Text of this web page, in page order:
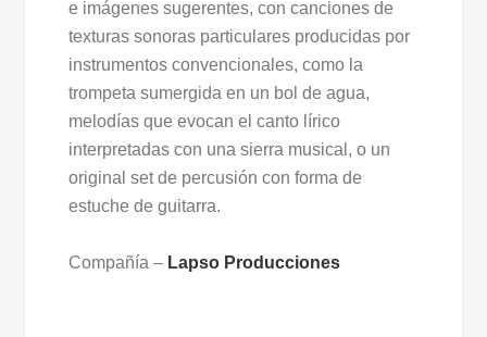
e imágenes sugerentes, con canciones de
texturas sonoras particulares producidas por
instrumentos convencionales, como la
trompeta sumergida en un bol de agua,
melodías que evocan el canto lírico
interpretadas con una sierra musical, o un
original set de percusión con forma de
estuche de guitarra.
Compañía – Lapso Producciones